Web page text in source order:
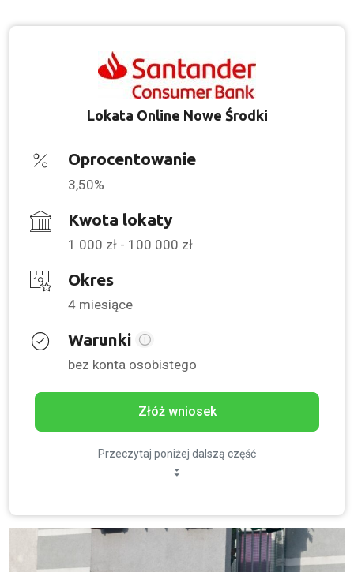
Lokata Online Nowe Środki
Oprocentowanie
3,50%
Kwota lokaty
1 000 zł - 100 000 zł
Okres
4 miesiące
Warunki
bez konta osobistego
Złóż wniosek
Przeczytaj poniżej dalszą część